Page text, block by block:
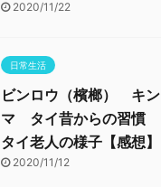
2020/11/22
日常生活
ビンロウ（檳榔） キン
マ タイ昔からの習慣
タイ老人の様子【感想】
2020/11/12